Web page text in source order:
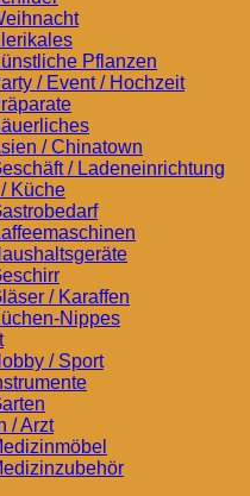
Pflanzen
/ Event / Hochzeit
/ Chinatown
/ Ladeneinrichtung
Küche
/ Karaffen
Nippes
/ Sport
/ Arzt